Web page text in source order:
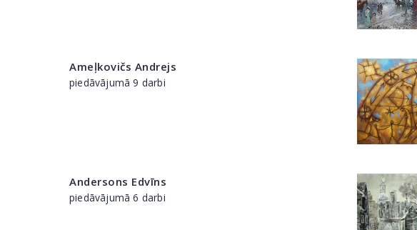
Ameļkovičs Andrejs
piedāvājumā 9 darbi
Andersons Edvīns
piedāvājumā 6 darbi